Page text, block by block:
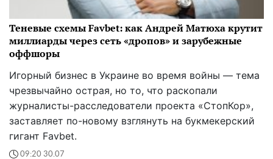
Теневые схемы Favbet: как Андрей Матюха крутит
миллиарды через сеть «дропов» и зарубежные
оффшоры
Игорный бизнес в Украине во время войны — тема
чрезвычайно острая, но то, что раскопали
журналисты-расследователи проекта «СтопКор»,
заставляет по-новому взглянуть на букмекерский
гигант Favbet.
09:20 30.07